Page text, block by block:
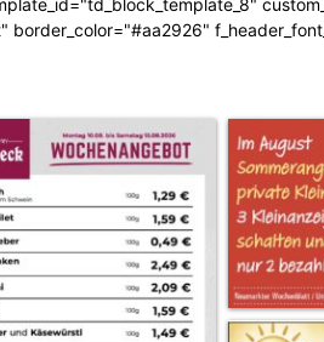
border_color="#aa2926"